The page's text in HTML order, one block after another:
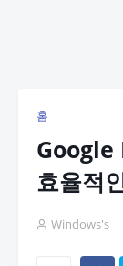
홈
Google
효율적
Windows's